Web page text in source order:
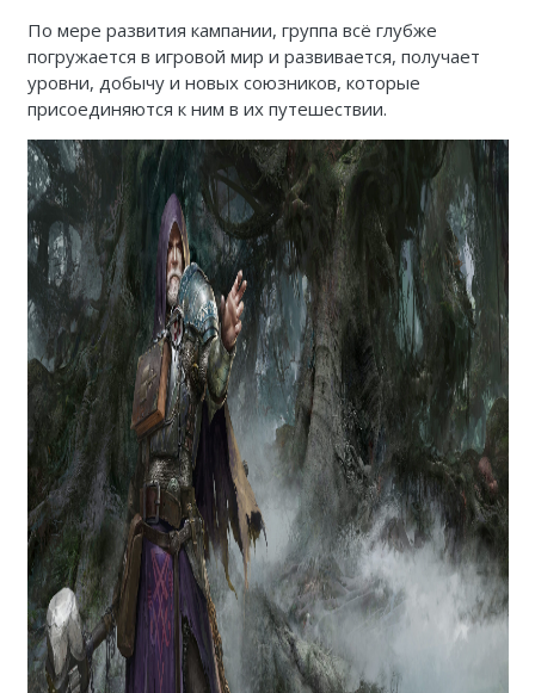
По мере развития кампании, группа всё глубже
погружается в игровой мир и развивается, получает
уровни, добычу и новых союзников, которые
присоединяются к ним в их путешествии.